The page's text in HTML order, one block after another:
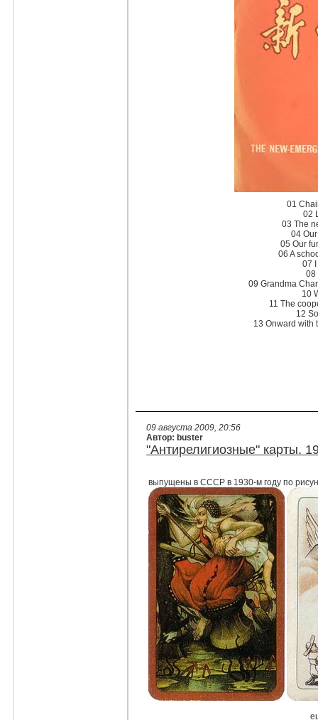
01
02
03 The
04
05 Our
06 A
07
08
09 Grandma
10
11 The
12
13 Onward with
09 августа 2009, 20:56
Автор: buster
"Антирелигиозные" карты.
выпущены в СССР в 1930-м году по